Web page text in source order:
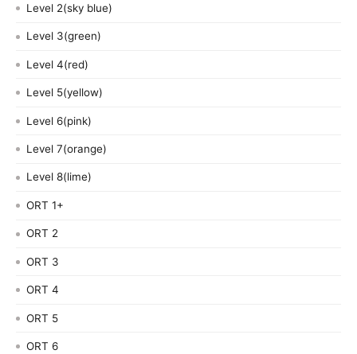
Level 2(sky blue)
Level 3(green)
Level 4(red)
Level 5(yellow)
Level 6(pink)
Level 7(orange)
Level 8(lime)
ORT 1+
ORT 2
ORT 3
ORT 4
ORT 5
ORT 6